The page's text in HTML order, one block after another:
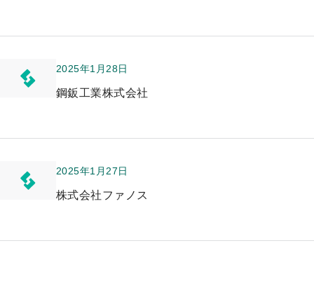
2025年1月28日
鋼鈑工業株式会社
2025年1月27日
株式会社ファノス